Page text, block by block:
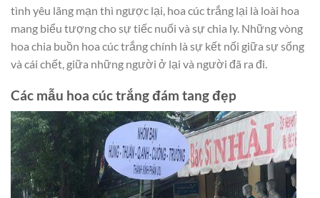
tình yêu lãng mạn thì ngược lại, hoa cúc trắng lại là loài hoa
mang biểu tượng cho sự tiếc nuối và sự chia ly. Những vòng
hoa chia buồn hoa cúc trắng chính là sự kết nối giữa sự sống
và cái chết, giữa những người ở lại và người đã ra đi.
Các mẫu hoa cúc trắng đám tang đẹp